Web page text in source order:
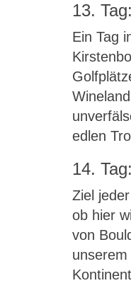
13.
Ein Tag
edlen
14.
Ziel
ob hier
von